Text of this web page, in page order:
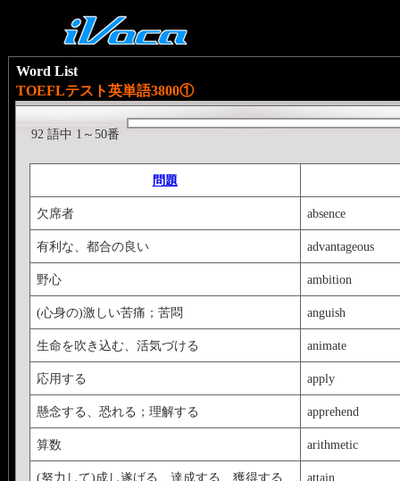
Word List
TOEFLテスト英単語3800①
92 語中 1～50番
問題
欠席者 absence
有利な、都合の良い advantageous
野心 ambition
(心身の)激しい苦痛；苦悶 anguish
生命を吹き込む、活気づける animate
応用する apply
懸念する、恐れる；理解する apprehend
算数 arithmetic
(努力して)成し遂げる、達成する、獲得する attain